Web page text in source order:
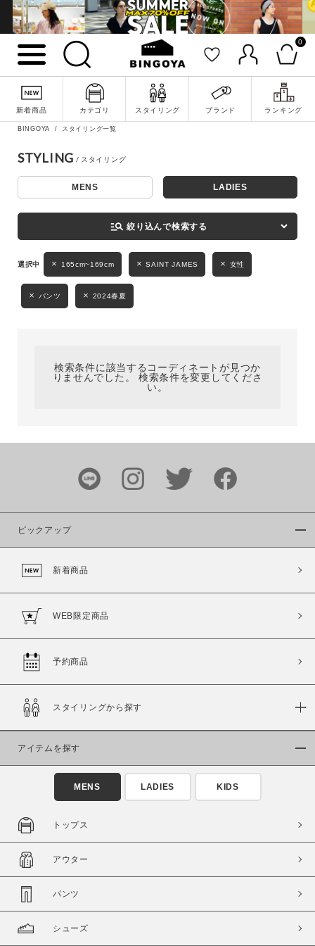
0
新着商品 カテゴリ スタイリング ブランド ランキング
詳細検索
キーワード
性別
MENS LADIES KIDS
ブランド
カラー
商品タイプ
通常商品
セール価格 WEB限定
在庫
在庫あり
BINGOYA スタイリング一覧
STYLING
MENS LADIES
manage_search 絞り込んで検索する
165cm~169cm SAINT JAMES 女性
パンツ 2024春夏
検索条件に該当するコーディネートが見つか
りませんでした。 検索条件を変更してくださ
い。
ピックアップ
新着商品
WEB限定商品
予約商品
スタイリングから探す
アイテムを探す
MENS LADIES KIDS
トップス
アウター
パンツ
シューズ